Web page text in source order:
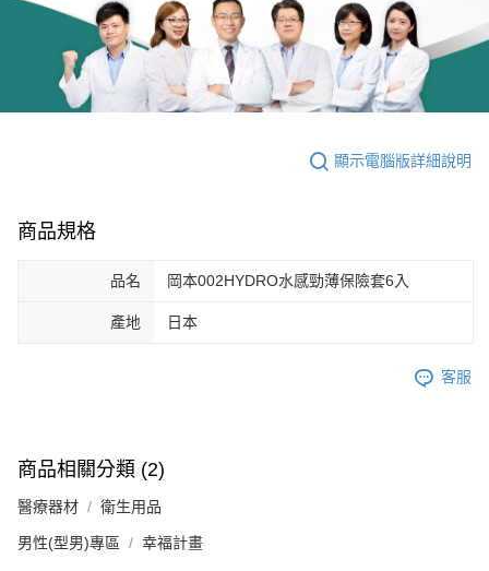
顯示電腦版詳細說明
商品規格
品名 岡本002HYDRO水感勁薄保險套6入
產地 日本
客服
商品相關分類 (2)
醫療器材 衛生用品
男性(型男)專區 幸福計畫